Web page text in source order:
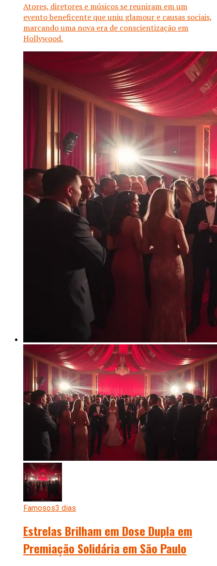
Atores, diretores e músicos se reuniram em um
evento beneficente que uniu glamour e causas sociais,
marcando uma nova era de conscientização em
Hollywood.
Famosos3 dias
Estrelas Brilham em Dose Dupla em
Premiação Solidária em São Paulo